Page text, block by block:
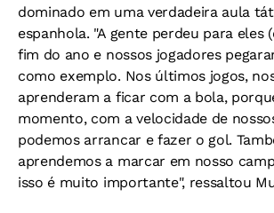
dominado em uma verdadeira aula
espanhola. "A gente perdeu para eles
fim do ano e nossos jogadores
como exemplo. Nos últimos jogos,
aprenderam a ficar com a bola,
momento, com a velocidade de
podemos arrancar e fazer o gol.
aprendemos a marcar em nosso
isso é muito importante", ressaltou